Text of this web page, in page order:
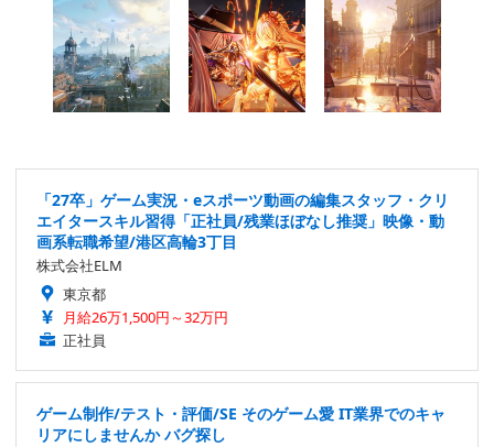
「27卒」ゲーム実況・eスポーツ動画の編集スタッフ・クリ
エイタースキル習得「正社員/残業ほぼなし推奨」映像・動
画系転職希望/港区高輪3丁目
株式会社ELM
東京都
月給26万1,500円～32万円
正社員
ゲーム制作/テスト・評価/SE そのゲーム愛 IT業界でのキャ
リアにしませんか バグ探し